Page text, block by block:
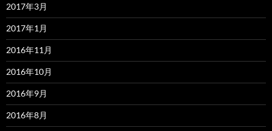
2017年3月
2017年1月
2016年11月
2016年10月
2016年9月
2016年8月